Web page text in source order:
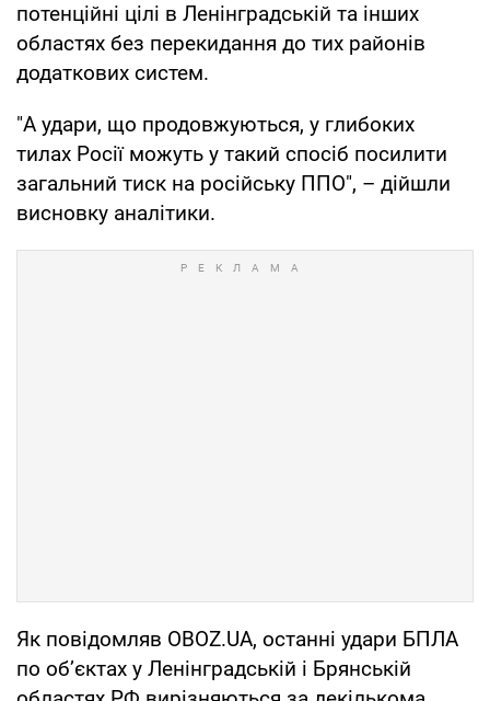
потенційні цілі в Ленінградській та інших
областях без перекидання до тих районів
додаткових систем.
"А удари, що продовжуються, у глибоких
тилах Росії можуть у такий спосіб посилити
загальний тиск на російську ППО", – дійшли
висновку аналітики.
Як повідомляв OBOZ.UA, останні удари БПЛА
по об’єктах у Ленінградській і Брянській